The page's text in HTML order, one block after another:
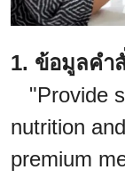
1. ข้อมูลคำ
"Provide
nutrition
premium